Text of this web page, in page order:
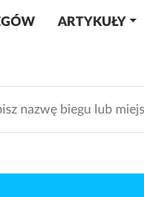
ARTYKUŁY